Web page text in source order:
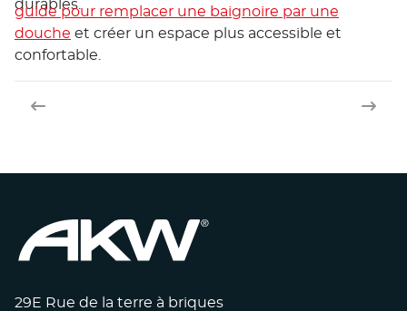
durables.
guide pour remplacer une baignoire par une
douche et créer un espace plus accessible et
confortable.
Article précédent Article
29E Rue de la terre à briques